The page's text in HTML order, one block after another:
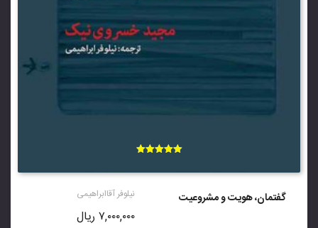
گفتمان، هویت و مشروعیت نیلوفر آقاابراهیمی
۷,۰۰۰,۰۰۰ ریال